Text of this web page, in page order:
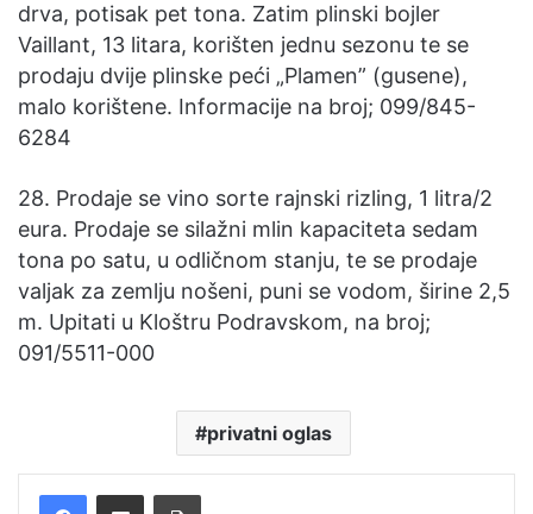
drva, potisak pet tona. Zatim plinski bojler
Vaillant, 13 litara, korišten jednu sezonu te se
prodaju dvije plinske peći „Plamen” (gusene),
malo korištene. Informacije na broj; 099/845-
6284
28. Prodaje se vino sorte rajnski rizling, 1 litra/2
eura. Prodaje se silažni mlin kapaciteta sedam
tona po satu, u odličnom stanju, te se prodaje
valjak za zemlju nošeni, puni se vodom, širine 2,5
m. Upitati u Kloštru Podravskom, na broj;
091/5511-000
privatni oglas